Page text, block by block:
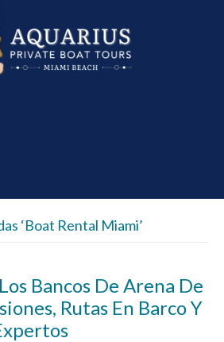
‘boat Rental Miami’
Bancos De Arena De
Rutas En Barco Y